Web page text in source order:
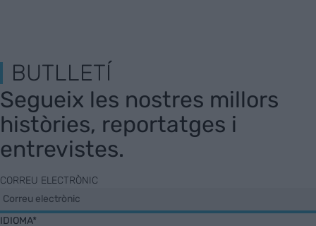
BUTLLETÍ
Segueix les nostres millors
històries, reportatges i
entrevistes.
CORREU ELECTRÒNIC
IDIOMA*